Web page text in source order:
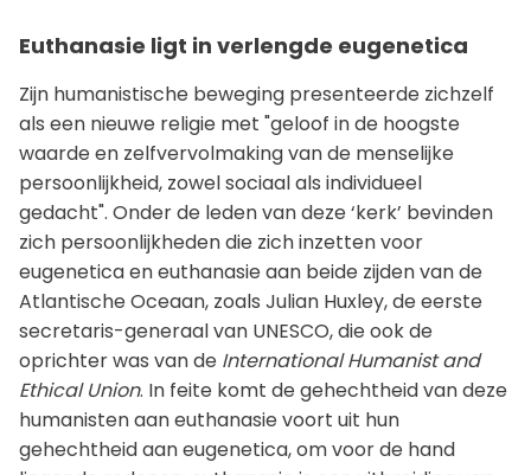
Euthanasie ligt in verlengde eugenetica
Zijn humanistische beweging presenteerde zichzelf
als een nieuwe religie met "geloof in de hoogste
waarde en zelfvervolmaking van de menselijke
persoonlijkheid, zowel sociaal als individueel
gedacht". Onder de leden van deze ‘kerk’ bevinden
zich persoonlijkheden die zich inzetten voor
eugenetica en euthanasie aan beide zijden van de
Atlantische Oceaan, zoals Julian Huxley, de eerste
secretaris-generaal van UNESCO, die ook de
oprichter was van de International Humanist and
Ethical Union. In feite komt de gehechtheid van deze
humanisten aan euthanasie voort uit hun
gehechtheid aan eugenetica, om voor de hand